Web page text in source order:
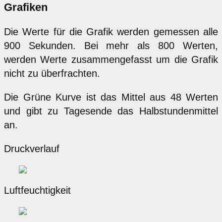
Grafiken
Die Werte für die Grafik werden gemessen alle
900 Sekunden. Bei mehr als 800 Werten,
werden Werte zusammengefasst um die Grafik
nicht zu überfrachten.
Die Grüne Kurve ist das Mittel aus 48 Werten
und gibt zu Tagesende das Halbstundenmittel
an.
Druckverlauf
Luftfeuchtigkeit